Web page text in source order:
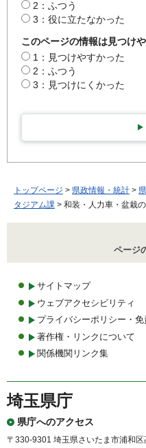
2：ふつう
3：役に立たなかった
このページの情報は見つけ
1：見つけやすかった
2：ふつう
3：見つけにくかった
トップページ > 県政情報・統計 >
タジアム課 > 和装・人力車・盆栽
ページ
サイトマップ
ウェブアクセシビリティ
プライバシーポリシー・
著作権・リンクについて
関係機関リンク集
埼玉県庁
県庁へのアクセス
〒330-9301 埼玉県さいたま市浦和